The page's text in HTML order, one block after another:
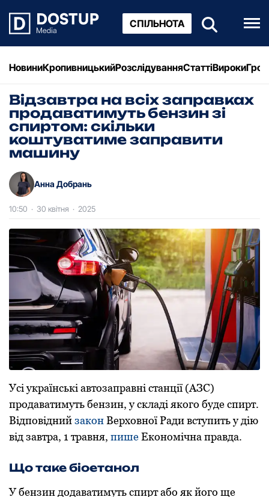
СПІЛЬНОТА
НовиниКропивницькийРозслідуванняСтаттіВироки
Відзавтра на всіх заправках
продаватимуть бензин зі
спиртом: скільки
коштуватиме заправити
машину
Анна Добрань
10:50 · 30 квітня · 2025
Усі українські автозаправні станції (АЗС)
продаватимуть бензин, у складі якого буде спирт.
ВідповіднийзаконВерховної Ради вступить у дію
від завтра, 1 травня, пишеЕкономічна правда.
Що таке біоетанол
У бензин додаватимуть спирт або як його ще